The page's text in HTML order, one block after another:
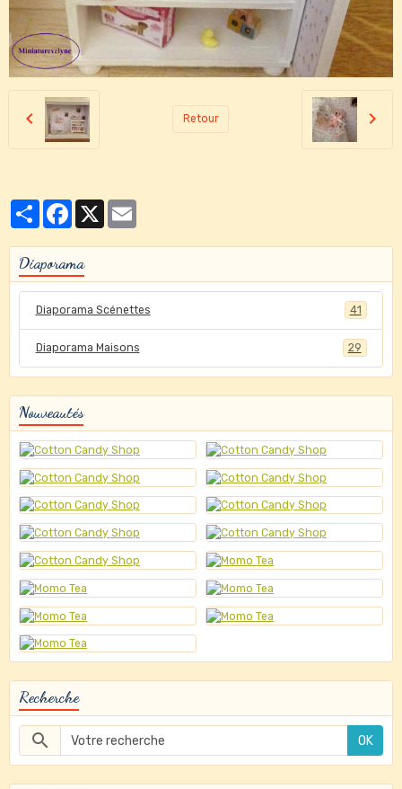
Retour
PartagerFacebook
X
Diaporama
Diaporama Scénettes 41
Diaporama Maisons 29
Nouveautés
Recherche
OK